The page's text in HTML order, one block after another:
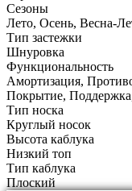
Сезоны
Лето, Осень, Весна-
Тип застежки
Шнуровка
Функциональность
Амортизация,
Покрытие,
Тип носка
Круглый носок
Высота каблука
Низкий топ
Тип каблука
Плоский